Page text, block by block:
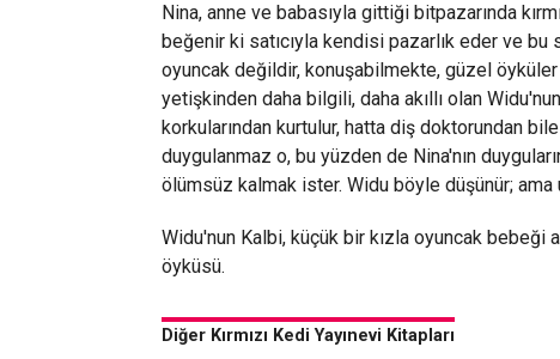
Nina, anne ve babasıyla gittiği bitpazarında
beğenir ki satıcıyla kendisi pazarlık eder ve bu
oyuncak değildir, konuşabilmekte, güzel
yetişkinden daha bilgili, daha akıllı olan
korkularından kurtulur, hatta diş doktorundan
duygulanmaz o, bu yüzden de Nina'nın
ölümsüz kalmak ister. Widu böyle düşünür; ama
Widu'nun Kalbi, küçük bir kızla oyuncak bebeği
öyküsü.
Diğer Kırmızı Kedi Yayınevi Kitapları